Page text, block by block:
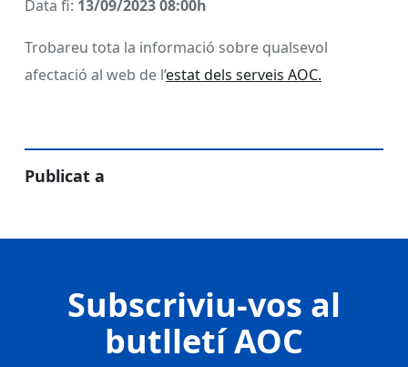
Data fi: 13/09/2023 08:00h
Trobareu tota la informació sobre qualsevol
afectació al web de l’estat dels serveis AOC.
Publicat a
Subscriviu-vos al
butlletí AOC